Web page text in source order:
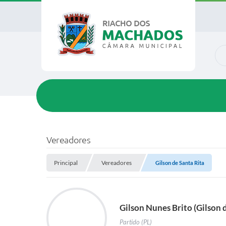
Vereadores
Principal Vereadores Gilson de Santa Rita
Gilson Nunes Brito (Gilson
Partido (PL)